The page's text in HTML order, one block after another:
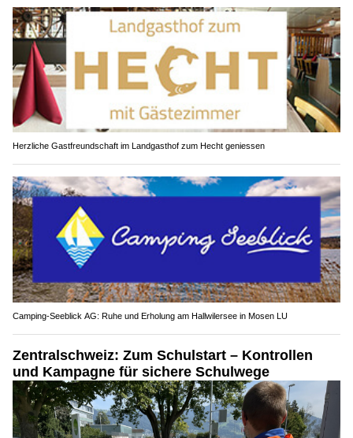
Herzliche Gastfreundschaft im Landgasthof zum Hecht geniessen
Camping-Seeblick AG: Ruhe und Erholung am Hallwilersee in Mosen LU
Zentralschweiz: Zum Schulstart – Kontrollen
und Kampagne für sichere Schulwege